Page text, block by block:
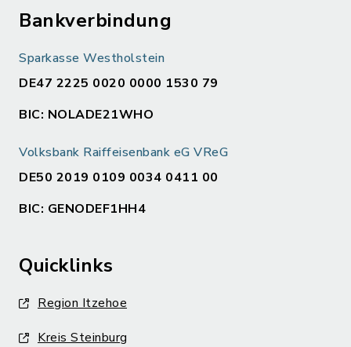
Bankverbindung
Sparkasse Westholstein
DE47 2225 0020 0000 1530 79
BIC: NOLADE21WHO
Volksbank Raiffeisenbank eG VReG
DE50 2019 0109 0034 0411 00
BIC: GENODEF1HH4
Quicklinks
Region Itzehoe
Kreis Steinburg